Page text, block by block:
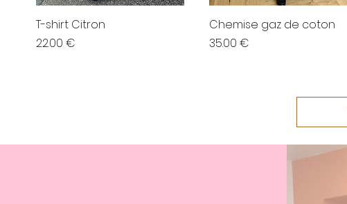
T-shirt Citron
Prix
22.00 €
Chemise gaz de coton
Prix
35.00 €